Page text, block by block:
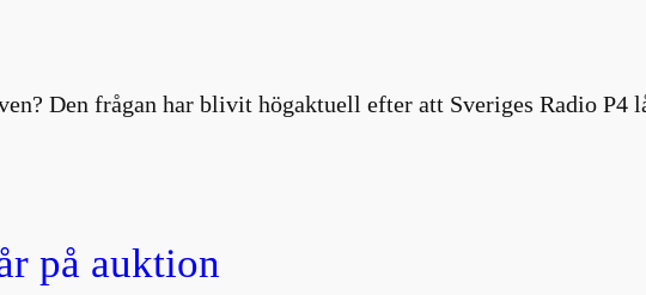
Den frågan har blivit högaktuell efter att Sveriges Radio P4
på auktion